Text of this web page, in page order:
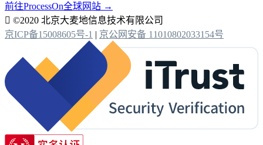
前往ProcessOn全球网站 →
 ©2020 北京大麦地信息技术有限公司
京ICP备15008605号-1 | 京公网安备 11010802033154号